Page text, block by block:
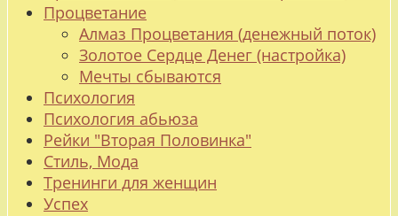
Процветание
Алмаз Процветания (денежный поток)
Золотое Сердце Денег (настройка)
Мечты сбываются
Психология
Психология абьюза
Рейки "Вторая Половинка"
Стиль, Мода
Тренинги для женщин
Успех